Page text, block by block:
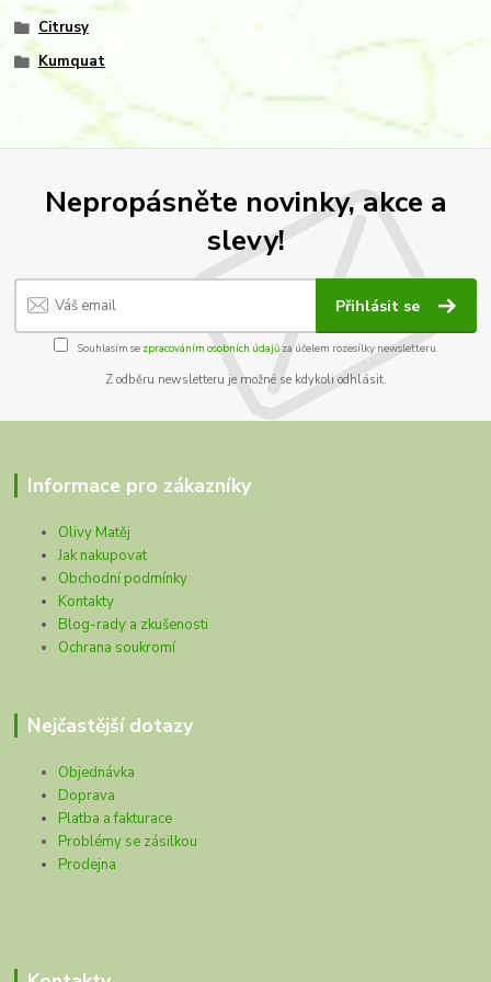
Citrusy
Kumquat
Nepropásněte novinky, akce a
slevy!
Přihlásit se
Souhlasím se zpracováním osobních údajůza účelem rozesílky newsletteru.
Z odběru newsletteru je možné se kdykoli odhlásit.
Informace pro zákazníky
Olivy Matěj
Jak nakupovat
Obchodní podmínky
Kontakty
Blog-rady a zkušenosti
Ochrana soukromí
Nejčastější dotazy
Objednávka
Doprava
Platba a fakturace
Problémy se zásilkou
Prodejna